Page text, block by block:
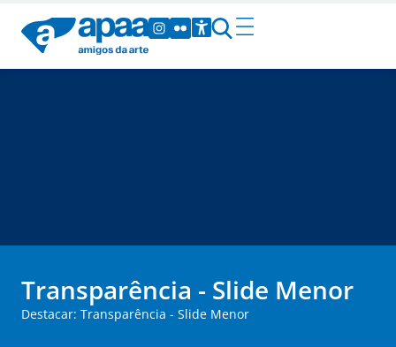
Transparência - Slide Menor
Destacar: Transparência - Slide Menor